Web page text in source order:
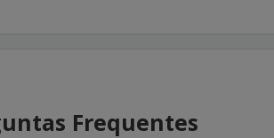
Frequentes